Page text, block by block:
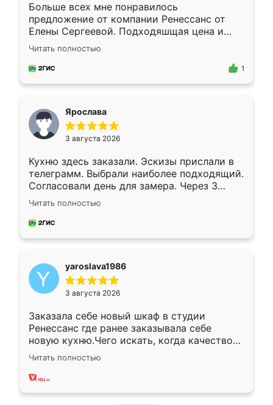
Больше всех мне понравилось
предложение от компании Ренессанс от
Елены Сергеевой. Подходяшщая цена и
короткие сроки изготовления. Приехавший
для замера сотрудник Владислав
предложил по моему эскизу самый
Читать полностью
1
Ярослава
3 августа 2026
Кухню здесь заказали. Эскизы прислали в
телеграмм. Выбрали наиболее подходящий.
Согласовали день для замера. Через 3
недели кухня была уже готова. Остались
довольны работой. Спасибо Ренессанс
мебель за качественную работу!
Читать полностью
yaroslava1986
3 августа 2026
Заказала себе новый шкаф в студии
Ренессанс где ранее заказывала себе
новую кухню.Чего искать, когда качеством
вполне довольна. Служит кухня уже почти
два года, нареканий нет.
Читать полностью